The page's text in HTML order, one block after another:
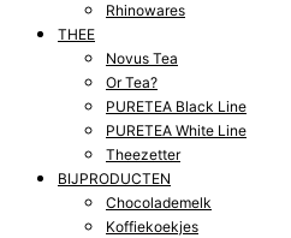
Rhinowares
THEE
Novus Tea
Or Tea?
PURETEA Black Line
PURETEA White Line
Theezetter
BIJPRODUCTEN
Chocolademelk
Koffiekoekjes